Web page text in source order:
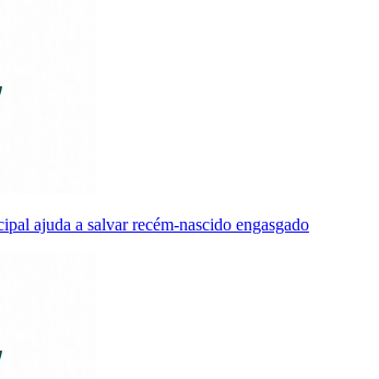
ajuda a salvar recém-nascido engasgado